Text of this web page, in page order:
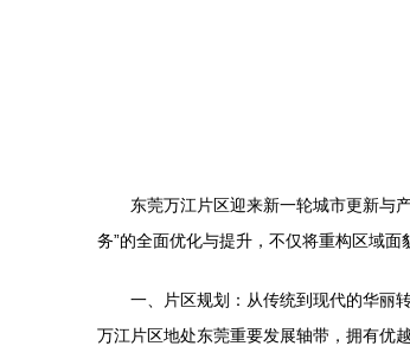
东莞万江片区迎来新一轮城市更新与
务”的全面优化与提升，不仅将重构区域
一、片区规划：从传统到现代的华丽
万江片区地处东莞重要发展轴带，拥有优